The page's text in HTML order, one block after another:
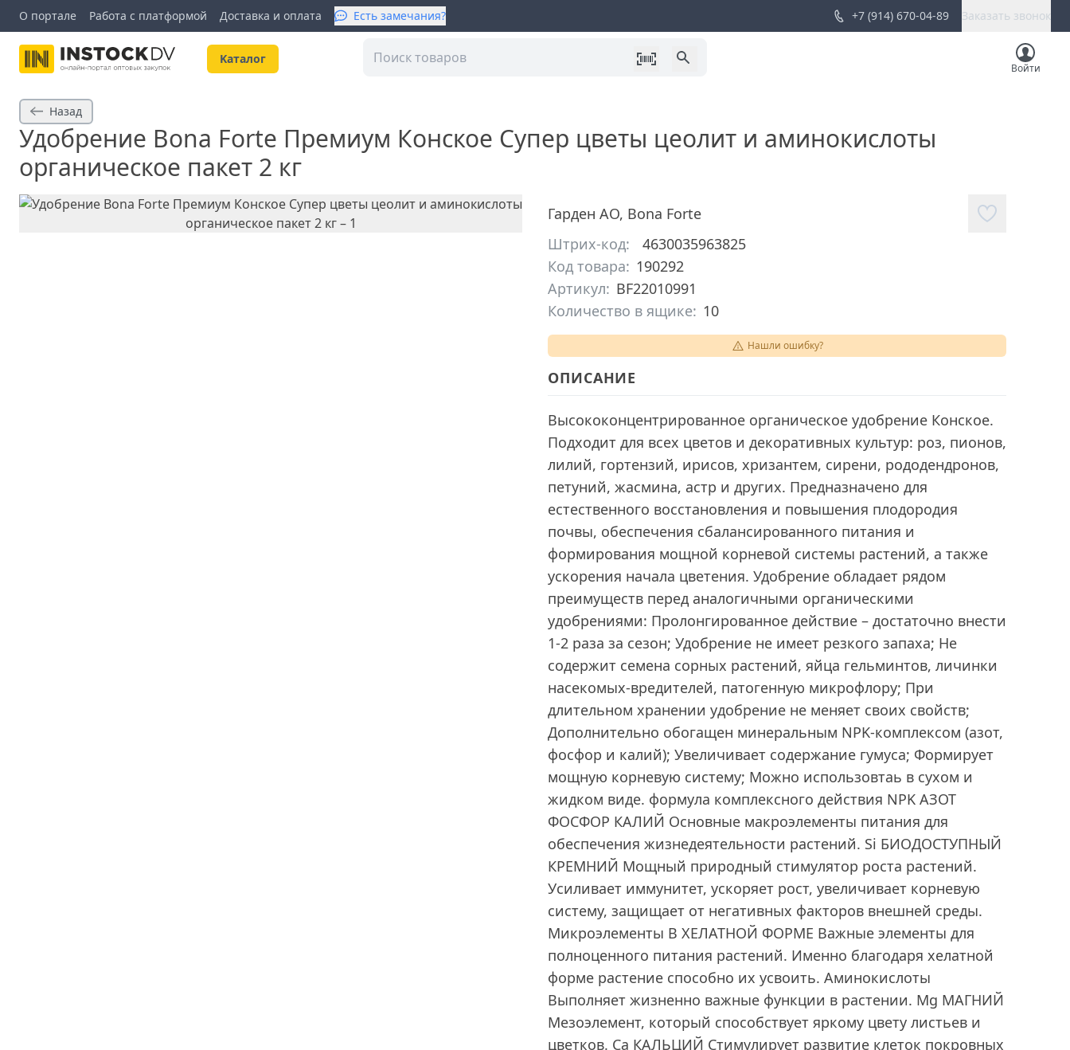
О портале Работа с платформой Доставка и оплата Есть замечания? +7 (914) 670-04-89 Заказать звонок
Kаталог
Войти
Назад
Удобрение Bona Forte Премиум Конское Супер цветы цеолит и аминокислоты
органическое пакет 2 кг
Гарден АО, Bona Forte
Штрих-код:
4630035963825
Код товара: 190292
Артикул: BF22010991
Количество в ящике: 10
Нашли ошибку?
ОПИСАНИЕ
Высококонцентрированное органическое удобрение Конское.
Подходит для всех цветов и декоративных культур: роз, пионов,
лилий, гортензий, ирисов, хризантем, сирени, рододендронов,
петуний, жасмина, астр и других. Предназначено для
естественного восстановления и повышения плодородия
почвы, обеспечения сбалансированного питания и
формирования мощной корневой системы растений, а также
ускорения начала цветения. Удобрение обладает рядом
преимуществ перед аналогичными органическими
удобрениями: Пролонгированное действие – достаточно внести
1-2 раза за сезон; Удобрение не имеет резкого запаха; Не
содержит семена сорных растений, яйца гельминтов, личинки
насекомых-вредителей, патогенную микрофлору; При
длительном хранении удобрение не меняет своих свойств;
Дополнительно обогащен минеральным NPK-комплексом (азот,
фосфор и калий); Увеличивает содержание гумуса; Формирует
мощную корневую систему; Можно использовтаь в сухом и
жидком виде. формула комплексного действия NPK АЗОТ
ФОСФОР КАЛИЙ Основные макроэлементы питания для
обеспечения жизнедеятельности растений. Si БИОДОСТУПНЫЙ
КРЕМНИЙ Мощный природный стимулятор роста растений.
Усиливает иммунитет, ускоряет рост, увеличивает корневую
систему, защищает от негативных факторов внешней среды.
Микроэлементы В ХЕЛАТНОЙ ФОРМЕ Важные элементы для
полноценного питания растений. Именно благодаря хелатной
форме растение способно их усвоить. Аминокислоты
Выполняет жизненно важные функции в растении. Mg МАГНИЙ
Мезоэлемент, который способствует яркому цвету листьев и
цветков. Ca КАЛЬЦИЙ Стимулирует развитие клеток покровных